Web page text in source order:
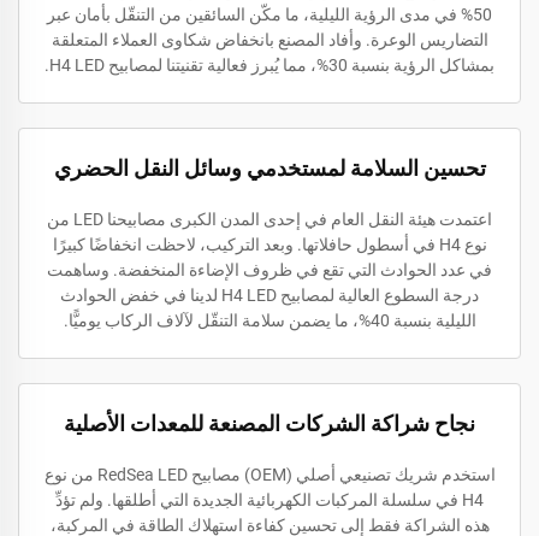
50% في مدى الرؤية الليلية، ما مكّن السائقين من التنقّل بأمان عبر
التضاريس الوعرة. وأفاد المصنع بانخفاض شكاوى العملاء المتعلقة
بمشاكل الرؤية بنسبة 30%، مما يُبرز فعالية تقنيتنا لمصابيح H4 LED.
تحسين السلامة لمستخدمي وسائل النقل الحضري
اعتمدت هيئة النقل العام في إحدى المدن الكبرى مصابيحنا LED من
نوع H4 في أسطول حافلاتها. وبعد التركيب، لاحظت انخفاضًا كبيرًا
في عدد الحوادث التي تقع في ظروف الإضاءة المنخفضة. وساهمت
درجة السطوع العالية لمصابيح H4 LED لدينا في خفض الحوادث
الليلية بنسبة 40%، ما يضمن سلامة التنقّل لآلاف الركاب يوميًّا.
نجاح شراكة الشركات المصنعة للمعدات الأصلية
استخدم شريك تصنيعي أصلي (OEM) مصابيح RedSea LED من نوع
H4 في سلسلة المركبات الكهربائية الجديدة التي أطلقها. ولم تؤدِّ
هذه الشراكة فقط إلى تحسين كفاءة استهلاك الطاقة في المركبة،